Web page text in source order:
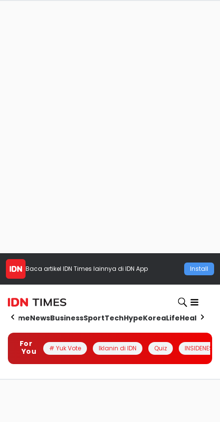
Baca artikel IDN Times lainnya di IDN App Install
HomeNewsBusinessSportTechHypeKoreaLifeHealth
For
You
# Yuk Vote Iklanin di IDN Quiz INSIDENESIA